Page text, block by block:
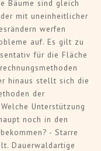
Bäume sind gleich
mit uneinheitlicher
werfen
auf. Es gilt zu
für die Fläche
hinaus stellt sich die
der
Unterstützung
noch in den
- Starre
Dauerwaldartige